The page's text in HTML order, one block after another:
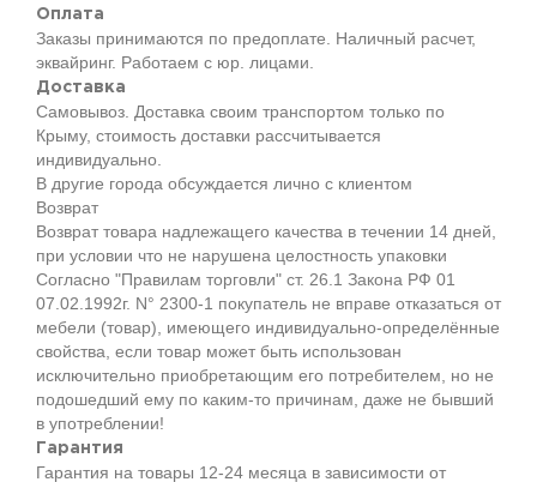
Оплата
Заказы принимаются по предоплате. Наличный расчет,
эквайринг. Работаем с юр. лицами.
Доставка
Самовывоз. Доставка своим транспортом только по
Крыму, стоимость доставки рассчитывается
индивидуально.
В другие города обсуждается лично с клиентом
Возврат
Возврат товара надлежащего качества в течении 14 дней,
при условии что не нарушена целостность упаковки
Согласно "Правилам торговли" ст. 26.1 Закона РФ 01
07.02.1992г. N° 2300-1 покупатель не вправе отказаться от
мебели (товар), имеющего индивидуально-определённые
свойства, если товар может быть использован
исключительно приобретающим его потребителем, но не
подошедший eмy по каким-то причинам, даже не бывший
в употреблении!
Гарантия
Гарантия на товары 12-24 месяца в зависимости от